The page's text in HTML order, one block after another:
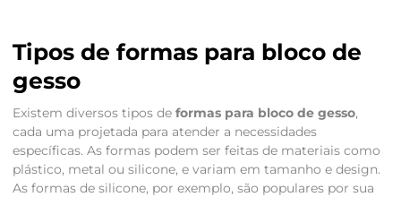
Tipos de formas para bloco de
gesso
Existem diversos tipos de formas para bloco de gesso,
cada uma projetada para atender a necessidades
específicas. As formas podem ser feitas de materiais como
plástico, metal ou silicone, e variam em tamanho e design.
As formas de silicone, por exemplo, são populares por sua